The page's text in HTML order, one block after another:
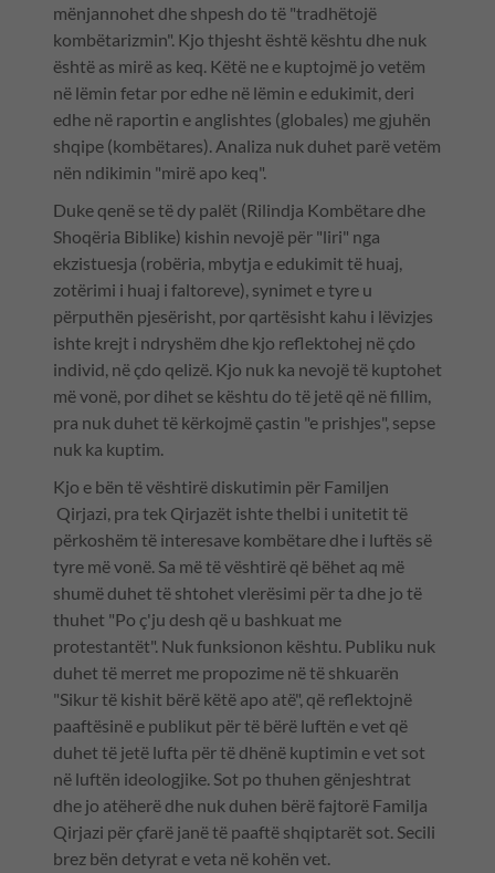
mënjannohet dhe shpesh do të "tradhëtojë
kombëtarizmin". Kjo thjesht është kështu dhe nuk
është as mirë as keq. Këtë ne e kuptojmë jo vetëm
në lëmin fetar por edhe në lëmin e edukimit, deri
edhe në raportin e anglishtes (globales) me gjuhën
shqipe (kombëtares). Analiza nuk duhet parë vetëm
nën ndikimin "mirë apo keq".
Duke qenë se të dy palët (Rilindja Kombëtare dhe
Shoqëria Biblike) kishin nevojë për "liri" nga
ekzistuesja (robëria, mbytja e edukimit të huaj,
zotërimi i huaj i faltoreve), synimet e tyre u
përputhën pjesërisht, por qartësisht kahu i lëvizjes
ishte krejt i ndryshëm dhe kjo reflektohej në çdo
individ, në çdo qelizë. Kjo nuk ka nevojë të kuptohet
më vonë, por dihet se kështu do të jetë që në fillim,
pra nuk duhet të kërkojmë çastin "e prishjes", sepse
nuk ka kuptim.
Kjo e bën të vështirë diskutimin për Familjen
Qirjazi, pra tek Qirjazët ishte thelbi i unitetit të
përkoshëm të interesave kombëtare dhe i luftës së
tyre më vonë. Sa më të vështirë që bëhet aq më
shumë duhet të shtohet vlerësimi për ta dhe jo të
thuhet "Po ç'ju desh që u bashkuat me
protestantët". Nuk funksionon kështu. Publiku nuk
duhet të merret me propozime në të shkuarën
"Sikur të kishit bërë këtë apo atë", që reflektojnë
paaftësinë e publikut për të bërë luftën e vet që
duhet të jetë lufta për të dhënë kuptimin e vet sot
në luftën ideologjike. Sot po thuhen gënjeshtrat
dhe jo atëherë dhe nuk duhen bërë fajtorë Familja
Qirjazi për çfarë janë të paaftë shqiptarët sot. Secili
brez bën detyrat e veta në kohën vet.